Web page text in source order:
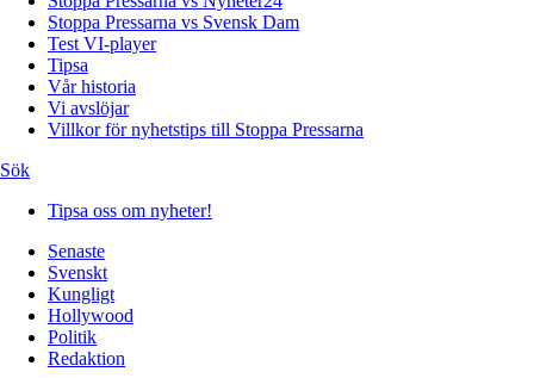
Stoppa Pressarna vs Svensk Dam
Test VI-player
Tipsa
Vår historia
Vi avslöjar
Villkor för nyhetstips till Stoppa Pressarna
Sök
Tipsa oss om nyheter!
Senaste
Svenskt
Kungligt
Hollywood
Politik
Redaktion